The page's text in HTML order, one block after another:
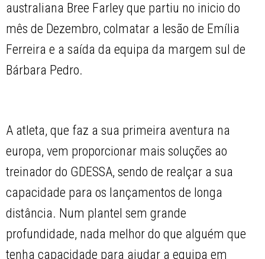
australiana Bree Farley que partiu no inicio do
mês de Dezembro, colmatar a lesão de Emília
Ferreira e a saída da equipa da margem sul de
Bárbara Pedro.
A atleta, que faz a sua primeira aventura na
europa, vem proporcionar mais soluções ao
treinador do GDESSA, sendo de realçar a sua
capacidade para os lançamentos de longa
distância. Num plantel sem grande
profundidade, nada melhor do que alguém que
tenha capacidade para ajudar a equipa em